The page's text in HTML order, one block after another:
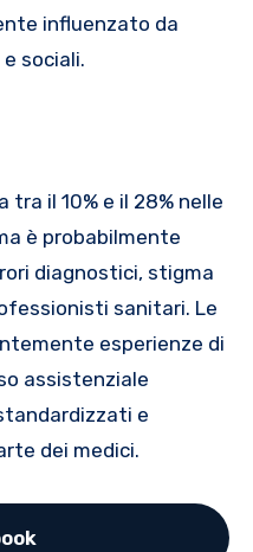
influenzato da
sociali.
il 10% e il 28% nelle
è probabilmente
diagnostici, stigma
sanitari. Le
esperienze di
assistenziale
e
dei medici.